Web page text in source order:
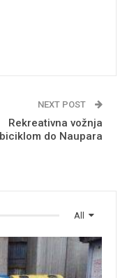
NEXT POST
Rekreativna vožnja
biciklom do Naupara
All